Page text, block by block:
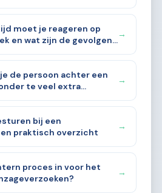
moet je reageren op
en wat zijn de gevolgen
→
de persoon achter een
te veel extra
→
bij een
praktisch overzicht
→
proces in voor het
→